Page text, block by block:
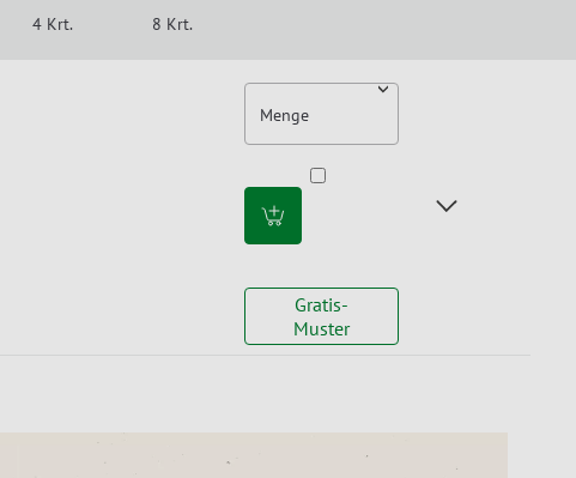
4 Krt. 8 Krt.
Menge
Gratis-
Muster